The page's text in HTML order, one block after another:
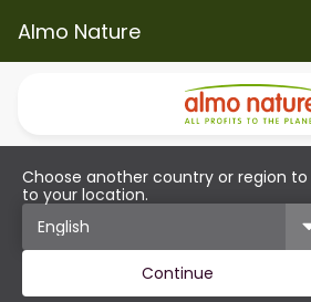
Almo Nature
Choose another country or region
to your location.
Continue